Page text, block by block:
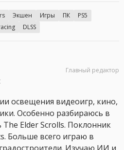
Экшен Игры ПК
PS5
DLSS
Главный редактор
освещения видеоигр, кино,
Особенно разбираюсь в
Elder Scrolls. Поклонник
Больше всего играю в